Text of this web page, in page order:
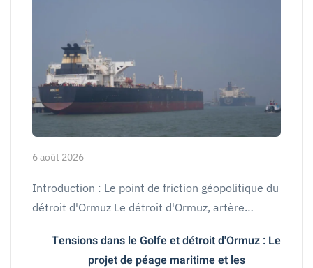
6 août 2026
Introduction : Le point de friction géopolitique du
détroit d'Ormuz Le détroit d'Ormuz, artère…
Tensions dans le Golfe et détroit d'Ormuz : Le
projet de péage maritime et les